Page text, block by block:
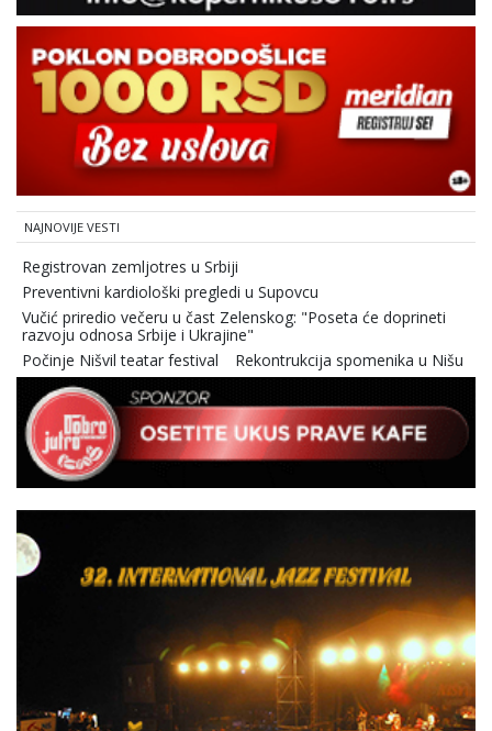
NAJNOVIJE VESTI
Registrovan zemljotres u Srbiji
Preventivni kardiološki pregledi u Supovcu
Vučić priredio večeru u čast Zelenskog: "Poseta će doprineti
razvoju odnosa Srbije i Ukrajine"
Počinje Nišvil teatar festival
Rekontrukcija spomenika u Nišu